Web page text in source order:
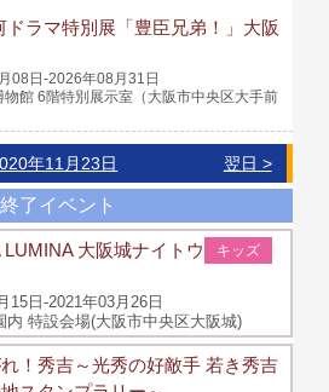
ドラマ特別展「豊臣兄弟！」大阪
08日-2026年08月31日
物館 6階特別展示室（大阪市中央区大手前
年11月23日 翌日 >
終了イベント
キッズ
LUMINA 大阪城ナイトウ
15日-2021年03月26日
内 特設会場(大阪市中央区大阪城)
！秀吉～光秀の好敵手 若き秀吉